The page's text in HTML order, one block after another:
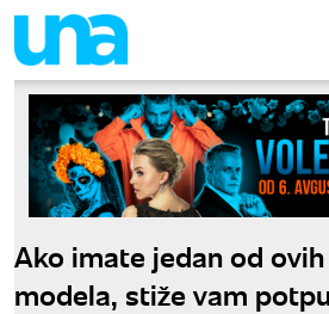
Ako imate jedan od
modela, stiže vam